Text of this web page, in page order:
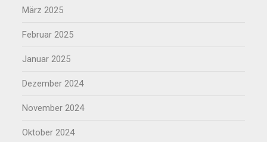
März 2025
Februar 2025
Januar 2025
Dezember 2024
November 2024
Oktober 2024